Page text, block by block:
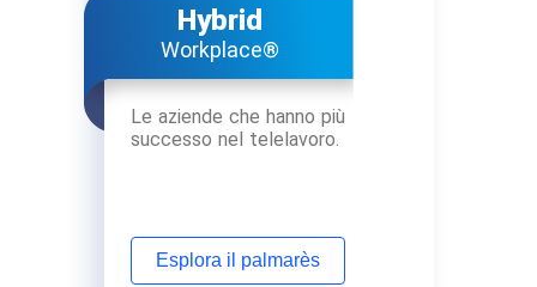
Hybrid
Workplace®
Le aziende che hanno più
successo nel telelavoro.
Esplora il palmarès